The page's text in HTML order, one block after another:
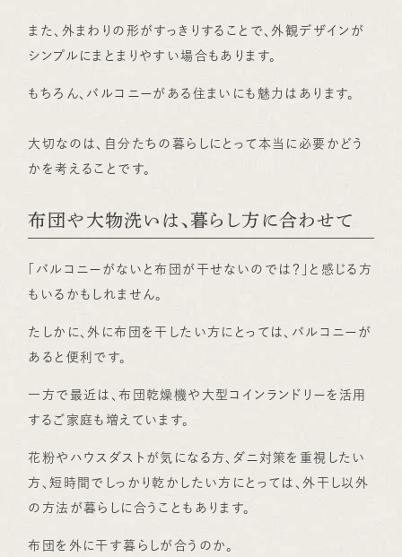
また、外まわりの形がすっきりすることで、外観デザインが
シンプルにまとまりやすい場合もあります。
もちろん、バルコニーがある住まいにも魅力はあります。
大切なのは、自分たちの暮らしにとって本当に必要かどう
かを考えることです。
布団や大物洗いは、暮らし方に合わせて
「バルコニーがないと布団が干せないのでは？」と感じる方
もいるかもしれません。
たしかに、外に布団を干したい方にとっては、バルコニーが
あると便利です。
一方で最近は、布団乾燥機や大型コインランドリーを活用
するご家庭も増えています。
花粉やハウスダストが気になる方、ダニ対策を重視したい
方、短時間でしっかり乾かしたい方にとっては、外干し以外
の方法が暮らしに合うこともあります。
布団を外に干す暮らしが合うのか。